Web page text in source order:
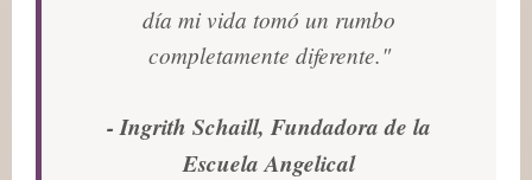
día mi vida tomó un rumbo
completamente diferente."
- Ingrith Schaill, Fundadora de la
Escuela Angelical